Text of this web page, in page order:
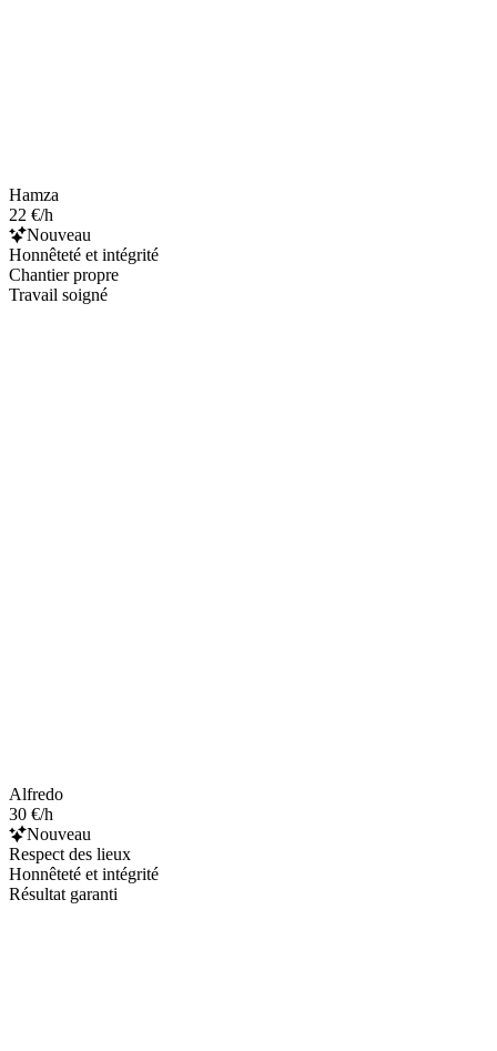
Hamza
22 €/h
Nouveau
Honnêteté et intégrité
Chantier propre
Travail soigné
Alfredo
30 €/h
Nouveau
Respect des lieux
Honnêteté et intégrité
Résultat garanti